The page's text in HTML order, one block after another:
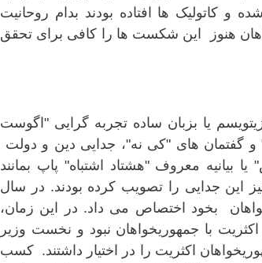
کاتولیک ها افتاده بودند بدام روحانیت
هنوز این شکست ها را کافی برای تحقق
پوزیتویسم یا بزبان ساده تجربه گرایی "اگوست
و گفتمان های "کی نه"، جدایی دین و دولت
معروف "هشتاد اشتباه" پاپ بمانند
این جدایی را تصویب کرده بودند. در سال
بخود اختصاص می داد. در این زمان،
با جمهوریخواهان نبود و نخست وزیر
اکثریت را در اختیار داشتند. کسب